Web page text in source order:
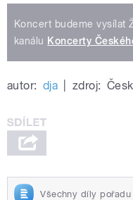
Koncert budeme vysílat
kanálu Koncerty
autor: dja zdroj:
Všechny díly pořadu